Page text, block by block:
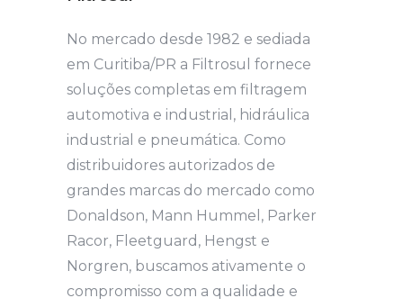
No mercado desde 1982 e sediada
em Curitiba/PR a Filtrosul fornece
soluções completas em filtragem
automotiva e industrial, hidráulica
industrial e pneumática. Como
distribuidores autorizados de
grandes marcas do mercado como
Donaldson, Mann Hummel, Parker
Racor, Fleetguard, Hengst e
Norgren, buscamos ativamente o
compromisso com a qualidade e